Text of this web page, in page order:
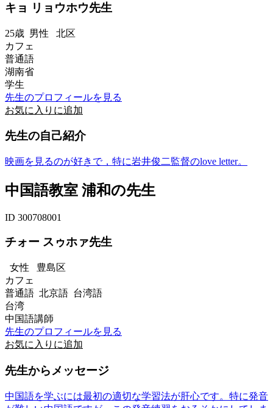
キョ リョウホウ先生
25歳 男性 北区
カフェ
普通語
湖南省
学生
先生のプロフィールを見る
お気に入りに追加
先生の自己紹介
映画を見るのが好きで，特に岩井俊二監督のlove letter。
中国語教室 浦和の先生
ID 300708001
チォー スゥホァ先生
女性 豊島区
カフェ
普通語 北京語 台湾語
台湾
中国語講師
先生のプロフィールを見る
お気に入りに追加
先生からメッセージ
中国語を学ぶには最初の適切な学習法が肝心です。特に発音